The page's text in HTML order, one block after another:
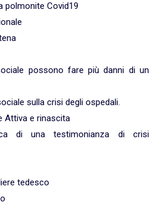
polmonite Covid19
possono fare più danni di un
sulla crisi degli ospedali.
Attiva e rinascita
di una testimonianza di crisi
tedesco